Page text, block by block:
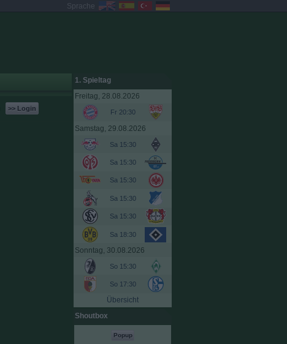
Sprache
>> Login
1. Spieltag
Freitag, 28.08.2026
Fr 20:30
Samstag, 29.08.2026
Sa 15:30
Sa 15:30
Sa 15:30
Sa 15:30
Sa 15:30
Sa 18:30
Sonntag, 30.08.2026
So 15:30
So 17:30
Übersicht
Shoutbox
Popup